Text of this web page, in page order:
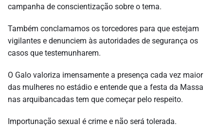
campanha de conscientização sobre o tema.
Também conclamamos os torcedores para que estejam
vigilantes e denunciem às autoridades de segurança os
casos que testemunharem.
O Galo valoriza imensamente a presença cada vez maior
das mulheres no estádio e entende que a festa da Massa
nas arquibancadas tem que começar pelo respeito.
Importunação sexual é crime e não será tolerada.